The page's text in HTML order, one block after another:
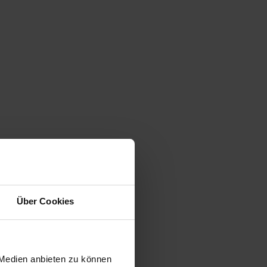
Über Cookies
anbieten zu können